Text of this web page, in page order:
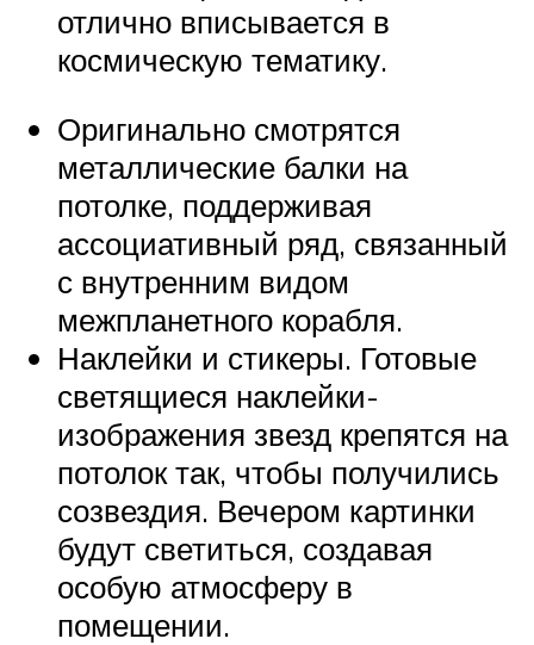
отлично вписывается в
космическую тематику.
Оригинально смотрятся
металлические балки на
потолке, поддерживая
ассоциативный ряд, связанный
с внутренним видом
межпланетного корабля.
Наклейки и стикеры. Готовые
светящиеся наклейки-
изображения звезд крепятся на
потолок так, чтобы получились
созвездия. Вечером картинки
будут светиться, создавая
особую атмосферу в
помещении.